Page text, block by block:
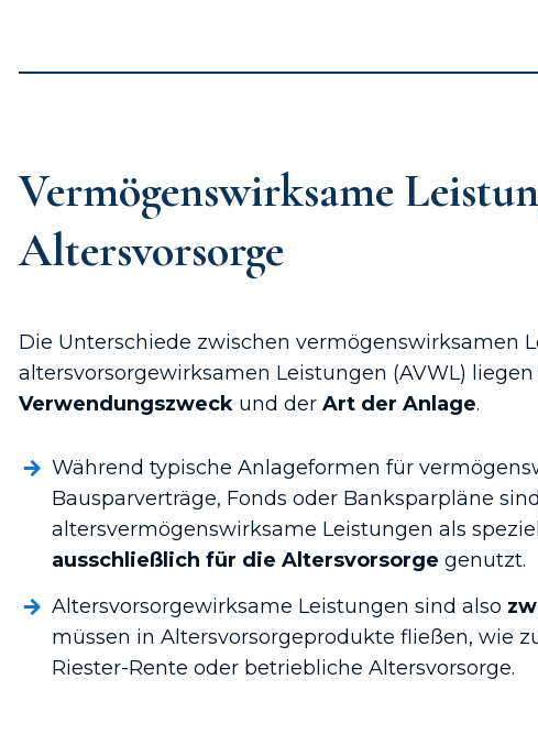
Vermögenswirksame
Altersvorsorge
Die Unterschiede zwischen vermögenswirksamen
altersvorsorgewirksamen Leistungen (AVWL)
Verwendungszweck und der Art der Anlage.
Während typische Anlageformen für
Bausparverträge, Fonds oder Banksparpläne
altersvermögenswirksame Leistungen als
ausschließlich für die Altersvorsorge genutzt.
Altersvorsorgewirksame Leistungen sind also
müssen in Altersvorsorgeprodukte fließen, wie
Riester-Rente oder betriebliche Altersvorsorge.